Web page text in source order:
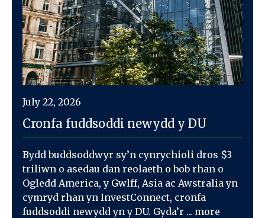
July 22, 2026
Cronfa fuddsoddi newydd y DU
Bydd buddsoddwyr sy’n cynrychioli dros $3
triliwn o asedau dan reolaeth o bob rhan o
Ogledd America, y Gwlff, Asia ac Awstralia yn
cymryd rhan yn InvestConnect, cronfa
fuddsoddi newydd yn y DU. Gyda’r ... more